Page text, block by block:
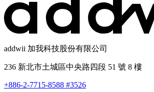
addwii 加我科技股份有限公司
236 新北市土城區中央路四段 51 號 8 樓
+886-2-7715-8588 #3526